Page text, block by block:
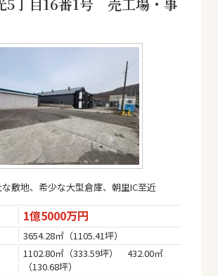
敷地、希少な大型倉庫、朝里IC至近
1億5000万円
3654.28㎡（1105.41坪）
1102.80㎡（333.59坪） 432.00㎡
（130.68坪）